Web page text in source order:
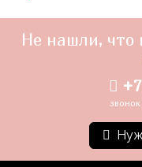
Не нашли, что